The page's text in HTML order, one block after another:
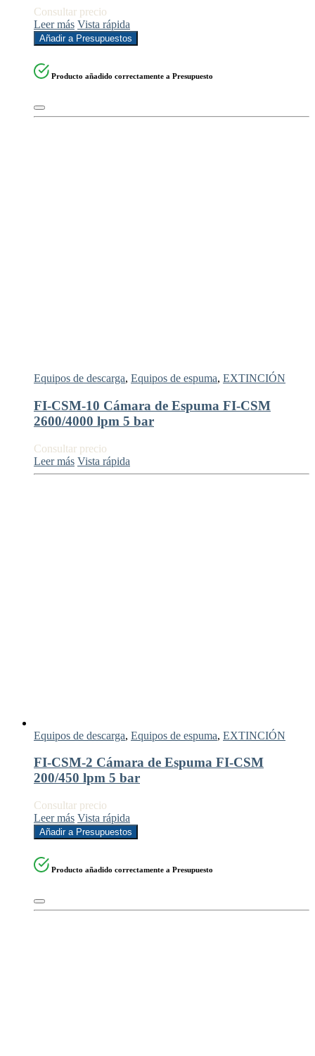
Consultar precio
Leer más Vista rápida
Añadir a Presupuestos
Producto añadido correctamente a Presupuesto
Equipos de descarga, Equipos de espuma, EXTINCIÓN
FI-CSM-10 Cámara de Espuma FI-CSM
2600/4000 lpm 5 bar
Consultar precio
Leer más Vista rápida
Equipos de descarga, Equipos de espuma, EXTINCIÓN
FI-CSM-2 Cámara de Espuma FI-CSM
200/450 lpm 5 bar
Consultar precio
Leer más Vista rápida
Añadir a Presupuestos
Producto añadido correctamente a Presupuesto